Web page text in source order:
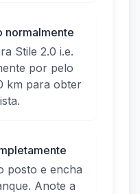
normalmente
Stile 2.0 i.e.
por pelo
km para obter
posto e encha
Anote a